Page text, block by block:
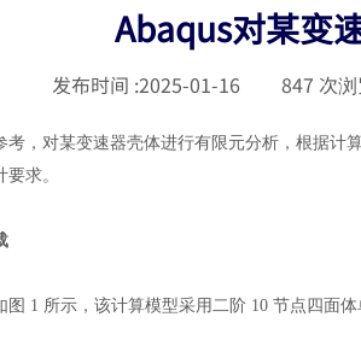
Abaqus对某变
发布时间 :2025-01-16 847 次
考，对某变速器壳体进行有限元分析，根据计
求。
图 1 所示，该计算模型采用二阶 10 节点四面